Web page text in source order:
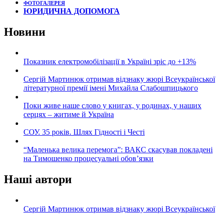
ФОТОГАЛЕРЕЯ
ЮРИДИЧНА ДОПОМОГА
Новини
Показник електромобілізації в Україні зріс до +13%
Сергій Мартинюк отримав відзнаку жюрі Всеукраїнської
літературної премії імені Михайла Слабошпицького
Поки живе наше слово у книгах, у родинах, у наших
серцях – житиме й Україна
СОУ. 35 років. Шлях Гідності і Честі
“Маленька велика перемога”: ВАКС скасував покладені
на Тимошенко процесуальні обов’язки
Наші автори
Сергій Мартинюк отримав відзнаку жюрі Всеукраїнської